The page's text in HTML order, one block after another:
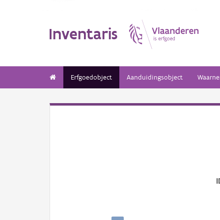
Inventaris
Erfgoedobject Aanduidingsobject